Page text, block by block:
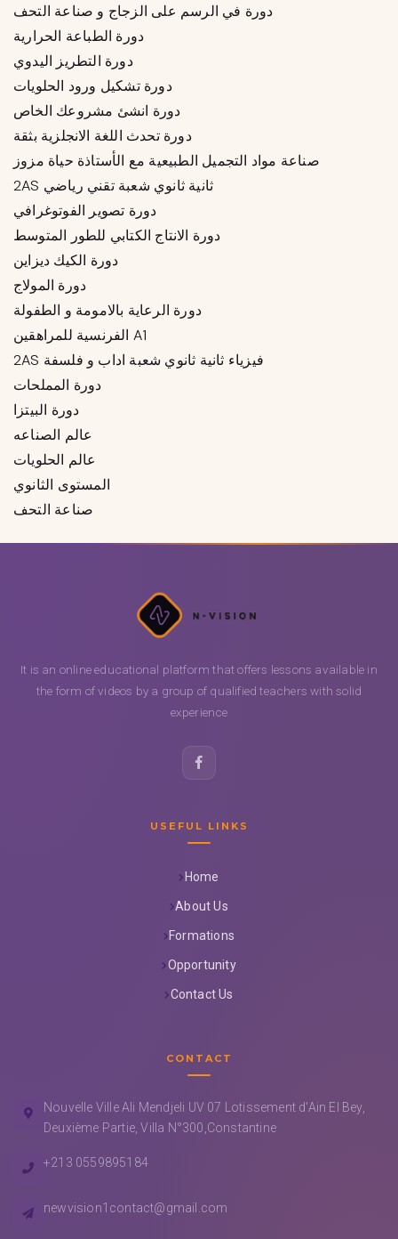
دورة في الرسم على الزجاج و صناعة التحف
دورة الطباعة الحرارية
دورة التطريز اليدوي
دورة تشكيل ورود الحلويات
دورة انشئ مشروعك الخاص
دورة تحدث اللغة الانجلزية بثقة
صناعة مواد التجميل الطبيعية مع الأستاذة حياة مزوز
2AS ثانية ثانوي شعبة تقني رياضي
دورة تصوير الفوتوغرافي
دورة الانتاج الكتابي للطور المتوسط
دورة الكيك ديزاين
دورة المولاج
دورة الرعاية بالامومة و الطفولة
الفرنسية للمراهقين A1
2AS فيزياء ثانية ثانوي شعبة اداب و فلسفة
دورة المملحات
دورة البيتزا
عالم الصناعه
عالم الحلويات
المستوى الثانوي
صناعة التحف
It is an online educational platform that offers lessons available in
the form of videos by a group of qualified teachers with solid
experience
USEFUL LINKS
Home
About Us
Formations
Opportunity
Contact Us
CONTACT
Nouvelle Ville Ali Mendjeli UV 07 Lotissement d'Ain El Bey,
Deuxième Partie, Villa N°300,Constantine
+213 0559895184
newvision1contact@gmail.com